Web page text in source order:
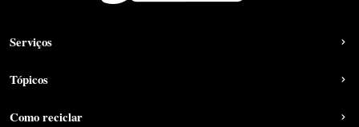
Serviços
Tópicos
Como reciclar